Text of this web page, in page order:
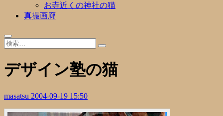
お寺近くの神社の猫
真撮画廊
デザイン塾の猫
masatsu 2004-09-19 15:50